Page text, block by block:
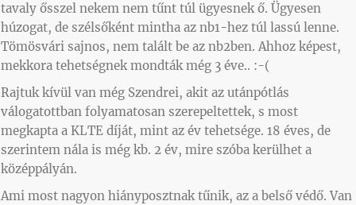
tavaly ősszel nekem nem tűnt túl ügyesnek ő. Ügyesen
húzogat, de szélsőként mintha az nb1-hez túl lassú lenne.
Tömösvári sajnos, nem talált be az nb2ben. Ahhoz képest,
mekkora tehetségnek mondták még 3 éve.. :-(
Rajtuk kívül van még Szendrei, akit az utánpótlás
válogatottban folyamatosan szerepeltettek, s most
megkapta a KLTE díját, mint az év tehetsége. 18 éves, de
szerintem nála is még kb. 2 év, mire szóba kerülhet a
középpályán.
Ami most nagyon hiányposztnak tűnik, az a belső védő. Van